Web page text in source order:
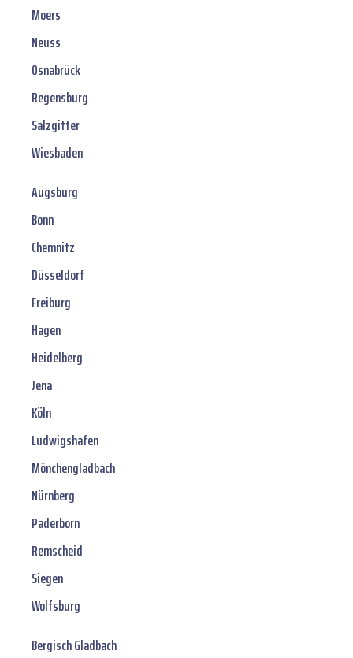
Moers
Neuss
Osnabrück
Regensburg
Salzgitter
Wiesbaden
Augsburg
Bonn
Chemnitz
Düsseldorf
Freiburg
Hagen
Heidelberg
Jena
Köln
Ludwigshafen
Mönchengladbach
Nürnberg
Paderborn
Remscheid
Siegen
Wolfsburg
Bergisch Gladbach